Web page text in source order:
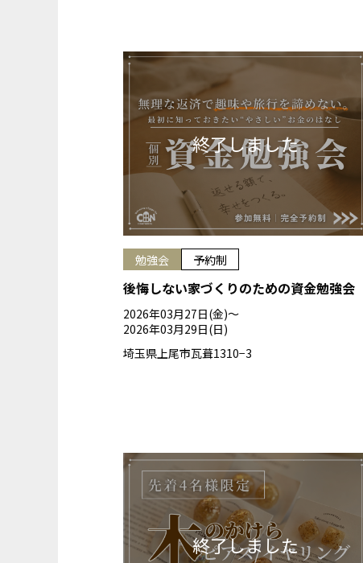
勉強会 予約制
後悔しない家づくりのための資金勉強会
2026年03月27日(金)〜
2026年03月29日(日)
埼玉県上尾市瓦葺1310−3